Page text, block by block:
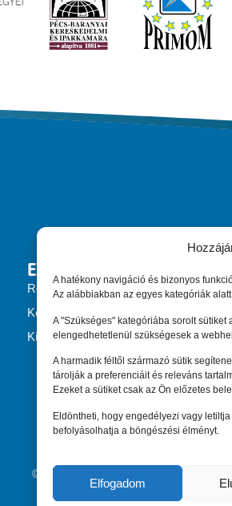
A hatékony navigáció és bizonyos
Az alábbiakban az egyes kategóriák
A "Szükséges" kategóriába sorolt
elengedhetetlenül szükségesek a
A harmadik féltől származó sütik
tárolják a preferenciáit és releváns
Ezeket a sütiket csak az Ön előzetes
Eldöntheti, hogy engedélyezi vagy
befolyásolhatja a böngészési élményt.
Elfogadom
EEN Hungary
Rólunk
Konzorcium
Kiadványok
© Enterprise Europe Network